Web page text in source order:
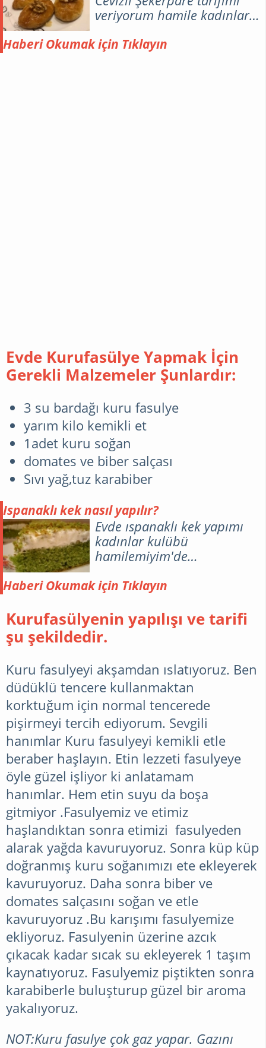
veriyorum hamile kadınlar
ramazan ayında kan şekeri
Haberi Okumak için Tıklayın
Evde Kurufasülye Yapmak İçin
Gerekli Malzemeler Şunlardır:
3 su bardağı kuru fasulye
yarım kilo kemikli et
1adet kuru soğan
domates ve biber salçası
Sıvı yağ,tuz karabiber
Ispanaklı kek nasıl yapılır?
Evde ıspanaklı kek yapımı
kadınlar kulübü
hamilemiyim'de
Ramazan Aylarına özel her
ıspanaklı harika kek tarifimi
veriyorum.
Haberi Okumak için Tıklayın
Kurufasülyenin yapılışı ve tarifi
şu şekildedir.
Kuru fasulyeyi akşamdan ıslatıyoruz. Ben
düdüklü tencere kullanmaktan
korktuğum için normal tencerede
pişirmeyi tercih ediyorum. Sevgili
hanımlar Kuru fasulyeyi kemikli etle
beraber haşlayın. Etin lezzeti fasulyeye
öyle güzel işliyor ki anlatamam
hanımlar. Hem etin suyu da boşa
gitmiyor .Fasulyemiz ve etimiz
haşlandıktan sonra etimizi fasulyeden
alarak yağda kavuruyoruz. Sonra küp küp
doğranmış kuru soğanımızı ete ekleyerek
kavuruyoruz. Daha sonra biber ve
domates salçasını soğan ve etle
kavuruyoruz .Bu karışımı fasulyemize
ekliyoruz. Fasulyenin üzerine azcık
çıkacak kadar sıcak su ekleyerek 1 taşım
kaynatıyoruz. Fasulyemiz piştikten sonra
karabiberle buluşturup güzel bir aroma
yakalıyoruz.
NOT:Kuru fasulye çok gaz yapar. Gazını